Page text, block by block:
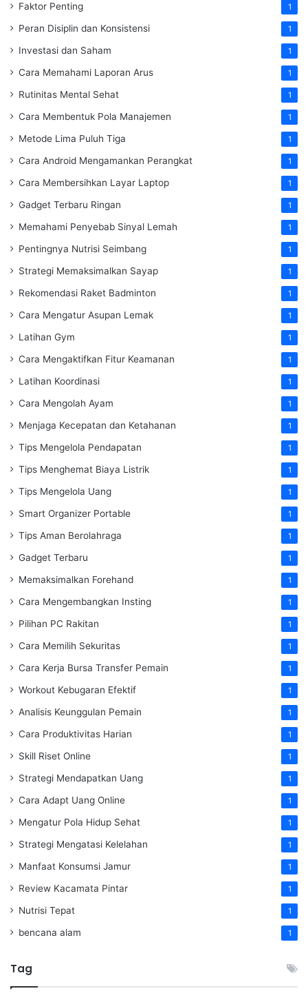
Faktor Penting 1
Peran Disiplin dan Konsistensi 1
Investasi dan Saham 1
Cara Memahami Laporan Arus 1
Rutinitas Mental Sehat 1
Cara Membentuk Pola Manajemen 1
Metode Lima Puluh Tiga 1
Cara Android Mengamankan Perangkat 1
Cara Membersihkan Layar Laptop 1
Gadget Terbaru Ringan 1
Memahami Penyebab Sinyal Lemah 1
Pentingnya Nutrisi Seimbang 1
Strategi Memaksimalkan Sayap 1
Rekomendasi Raket Badminton 1
Cara Mengatur Asupan Lemak 1
Latihan Gym 1
Cara Mengaktifkan Fitur Keamanan 1
Latihan Koordinasi 1
Cara Mengolah Ayam 1
Menjaga Kecepatan dan Ketahanan 1
Tips Mengelola Pendapatan 1
Tips Menghemat Biaya Listrik 1
Tips Mengelola Uang 1
Smart Organizer Portable 1
Tips Aman Berolahraga 1
Gadget Terbaru 1
Memaksimalkan Forehand 1
Cara Mengembangkan Insting 1
Pilihan PC Rakitan 1
Cara Memilih Sekuritas 1
Cara Kerja Bursa Transfer Pemain 1
Workout Kebugaran Efektif 1
Analisis Keunggulan Pemain 1
Cara Produktivitas Harian 1
Skill Riset Online 1
Strategi Mendapatkan Uang 1
Cara Adapt Uang Online 1
Mengatur Pola Hidup Sehat 1
Strategi Mengatasi Kelelahan 1
Manfaat Konsumsi Jamur 1
Review Kacamata Pintar 1
Nutrisi Tepat 1
bencana alam 1
Tag